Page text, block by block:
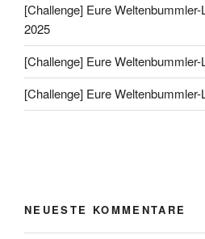
[Challenge] Eure
2025
[Challenge] Eure
[Challenge] Eure
NEUESTE KOMMENTARE